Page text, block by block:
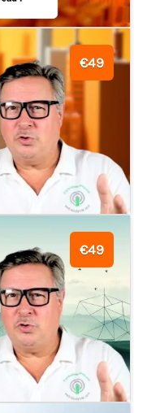
€49
€49